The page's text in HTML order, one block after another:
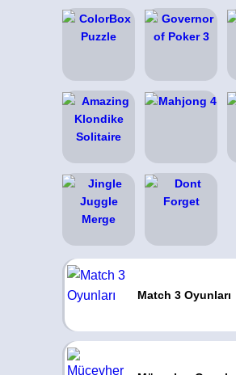
Match 3 Oyunları